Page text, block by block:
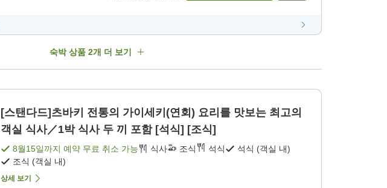
숙박 상품 2개 더 보기
[스탠다드]츠바키 전통의 가이세키(연회) 요리를 맛보는 최고의
객실 식사／1박 식사 두 끼 포함 [석식] [조식]
8월15일까지 예약 무료 취소 가능 식사 조식 석식
석식 (객실 내)
조식 (객실 내)
상세 보기